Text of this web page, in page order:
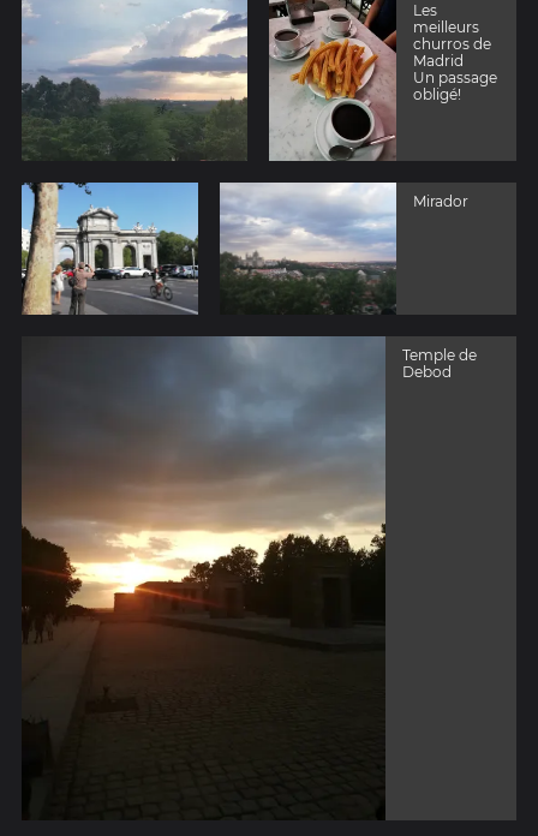
Les
meilleurs
churros de
Madrid
Un passage
obligé!
Mirador
Temple de
Debod